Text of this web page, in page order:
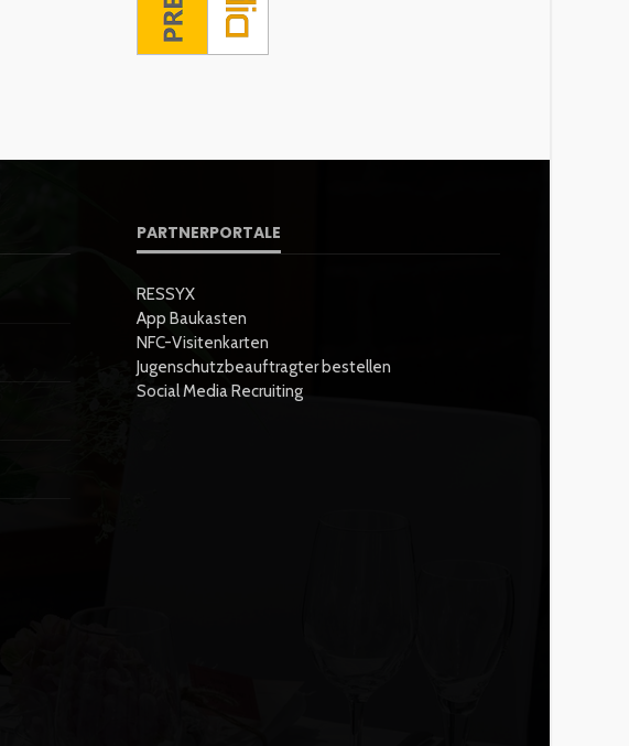
PARTNERPORTALE
RESSYX
App Baukasten
NFC-Visitenkarten
Jugenschutzbeauftragter bestellen
Social Media Recruiting